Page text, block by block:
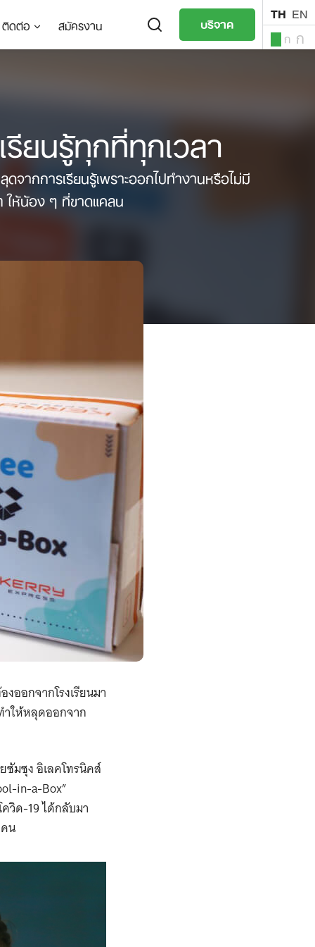
ติดต่อ สมัครงาน บริจาค TH EN
ก ก
ยนรู้ทุกที่ทุกเวลา
ากการเรียนรู้เพราะออกไปทำงานหรือไม่มี
ห้น้อง ๆ ที่ขาดแคลน
ออกจากโรงเรียนมา
ำให้หลุดออกจาก
ซัมซุง อิเลคโทรนิคส์
in-a-Box”
วิด-19 ได้กลับมา
น